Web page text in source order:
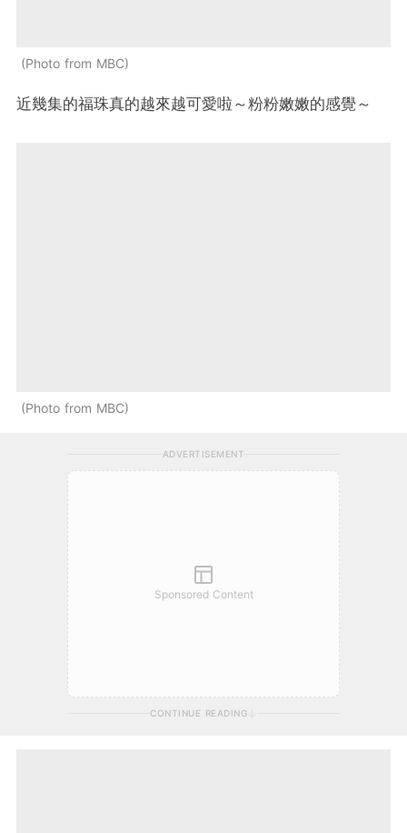
Photo from MBC
近幾集的福珠真的越來越可愛啦～粉粉嫩嫩的感覺～
Photo from MBC
ADVERTISEMENT
Sponsored Content
CONTINUE READING